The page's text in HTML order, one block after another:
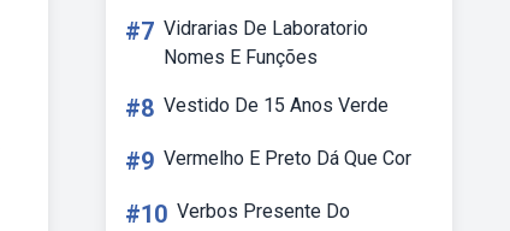
#7 Vidrarias De Laboratorio
Nomes E Funções
#8 Vestido De 15 Anos Verde
#9 Vermelho E Preto Dá Que Cor
#10 Verbos Presente Do